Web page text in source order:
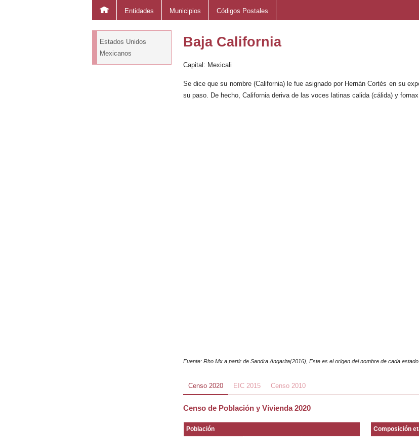
Entidades Municipios Códigos Postales
Estados Unidos
Mexicanos
Baja California
Capital: Mexicali
Se dice que su nombre (California) le fue asignado por Hernán Cortés en su
su paso. De hecho, California deriva de las voces latinas calida (cálida) y
Fuente: Rho.Mx a partir de Sandra Angarita(2016), Este es el origen del nombre de cada
Censo 2020 EIC 2015 Censo 2010
Censo de Población y Vivienda 2020
Población
Composición